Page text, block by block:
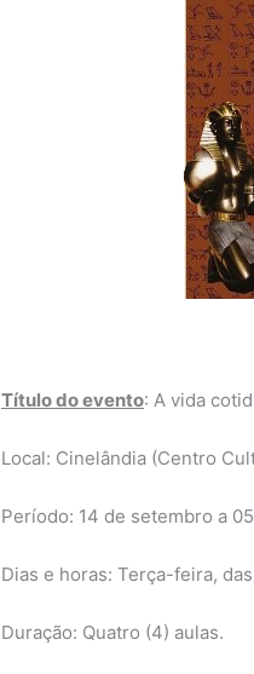
Título do evento: A vida
Local: Cinelândia (Centro
Período: 14 de setembro a
Dias e horas: Terça-feira,
Duração: Quatro (4) aulas.